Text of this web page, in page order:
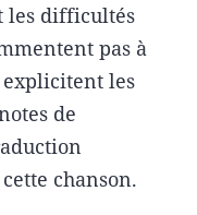
les difficultés
pas à
explicitent les
de
chanson.